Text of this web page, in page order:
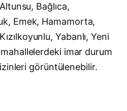
Bağlıca,
Emek, Hamamorta,
Yabanlı, Yeni
imar durum
görüntülenebilir.